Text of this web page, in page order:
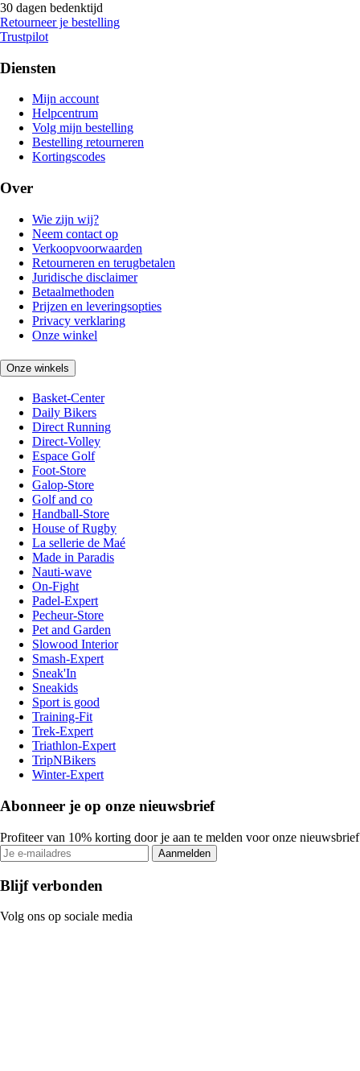
30 dagen bedenktijd
Retourneer je bestelling
Trustpilot
Diensten
Mijn account
Helpcentrum
Volg mijn bestelling
Bestelling retourneren
Kortingscodes
Over
Wie zijn wij?
Neem contact op
Verkoopvoorwaarden
Retourneren en terugbetalen
Juridische disclaimer
Betaalmethoden
Prijzen en leveringsopties
Privacy verklaring
Onze winkel
Onze winkels
Basket-Center
Daily Bikers
Direct Running
Direct-Volley
Espace Golf
Foot-Store
Galop-Store
Golf and co
Handball-Store
House of Rugby
La sellerie de Maé
Made in Paradis
Nauti-wave
On-Fight
Padel-Expert
Pecheur-Store
Pet and Garden
Slowood Interior
Smash-Expert
Sneak'In
Sneakids
Sport is good
Training-Fit
Trek-Expert
Triathlon-Expert
TripNBikers
Winter-Expert
Abonneer je op onze nieuwsbrief
Profiteer van 10% korting door je aan te melden voor onze nieuwsbrief
Aanmelden
Blijf verbonden
Volg ons op sociale media